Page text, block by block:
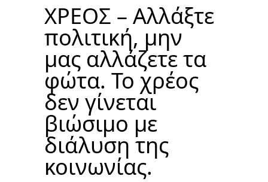
ΧΡΕΟΣ – Αλλάξτε
πολιτική, μην
μας αλλάζετε τα
φώτα. Το χρέος
δεν γίνεται
βιώσιμο με
διάλυση της
κοινωνίας.